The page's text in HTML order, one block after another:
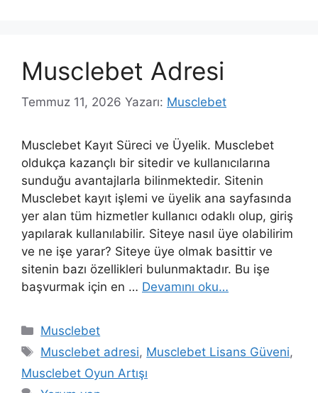
Musclebet Adresi
Temmuz 11, 2026 Yazarı: Musclebet
Musclebet Kayıt Süreci ve Üyelik. Musclebet
oldukça kazançlı bir sitedir ve kullanıcılarına
sunduğu avantajlarla bilinmektedir. Sitenin
Musclebet kayıt işlemi ve üyelik ana sayfasında
yer alan tüm hizmetler kullanıcı odaklı olup, giriş
yapılarak kullanılabilir. Siteye nasıl üye olabilirim
ve ne işe yarar? Siteye üye olmak basittir ve
sitenin bazı özellikleri bulunmaktadır. Bu işe
başvurmak için en … Devamını oku…
Kategoriler
Musclebet
Etiketler
Musclebet adresi, Musclebet Lisans Güveni,
Musclebet Oyun Artışı